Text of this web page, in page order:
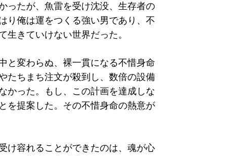
ったが、魚雷を受け沈没、生存者の
り俺は運をつくる強い男であり、不
きていけない世界だった。
と変わらぬ、裸一貫になる不惜身命
たちまち注文が殺到し、数倍の設備
かった。もし、この計画を達成しな
を提案した。その不惜身命の熱意が
け容れることができたのは、魂が心